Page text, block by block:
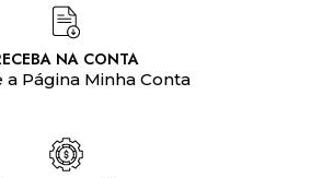
NA CONTA
a Página Minha Conta